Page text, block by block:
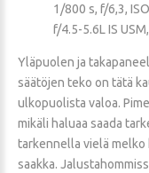
1/800 s, f/6,3,
f/4.5-5.6L IS
Yläpuolen ja
säätöjen teko on tätä
ulkopuolista valoa.
mikäli haluaa saada
tarkennella vielä melko
saakka.